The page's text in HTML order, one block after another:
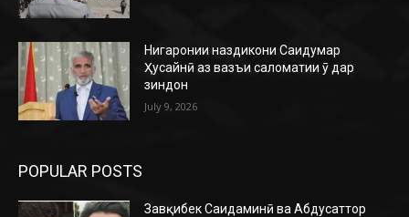
Нигаронии наздикони Саидумар
Ҳусайнӣ аз вазъи саломатии ӯ дар
зиндон
July 9, 2026
POPULAR POSTS
Завқибек Саидаминӣ ва Абдусаттор